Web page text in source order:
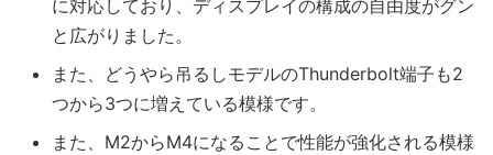
に対応しており、ディスプレイの構成の自由度がグン
と広がりました。
また、どうやら吊るしモデルのThunderbolt端子も2
つから3つに増えている模様です。
また、M2からM4になることで性能が強化される模様